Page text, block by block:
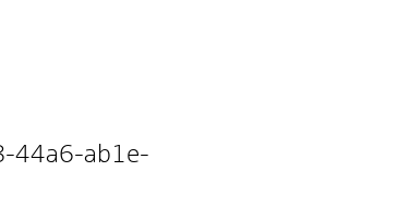
44a6-ab1e-